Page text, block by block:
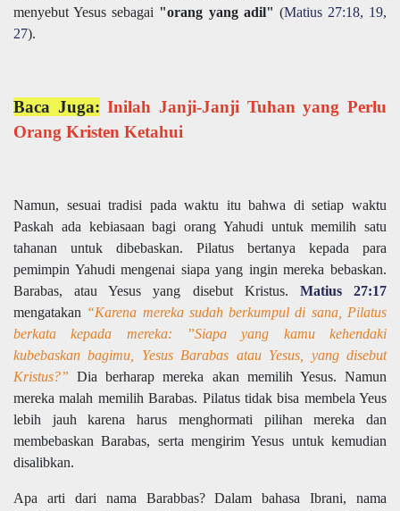
menyebut Yesus sebagai "orang yang adil" (Matius 27:18, 19,
27).
Baca Juga: Inilah Janji-Janji Tuhan yang Perlu
Orang Kristen Ketahui
Namun, sesuai tradisi pada waktu itu bahwa di setiap waktu
Paskah ada kebiasaan bagi orang Yahudi untuk memilih satu
tahanan untuk dibebaskan. Pilatus bertanya kepada para
pemimpin Yahudi mengenai siapa yang ingin mereka bebaskan.
Barabas, atau Yesus yang disebut Kristus. Matius 27:17
mengatakan “Karena mereka sudah berkumpul di sana, Pilatus
berkata kepada mereka: ”Siapa yang kamu kehendaki
kubebaskan bagimu, Yesus Barabas atau Yesus, yang disebut
Kristus?” Dia berharap mereka akan memilih Yesus. Namun
mereka malah memilih Barabas. Pilatus tidak bisa membela Yeus
lebih jauh karena harus menghormati pilihan mereka dan
membebaskan Barabas, serta mengirim Yesus untuk kemudian
disalibkan.
Apa arti dari nama Barabbas? Dalam bahasa Ibrani, nama